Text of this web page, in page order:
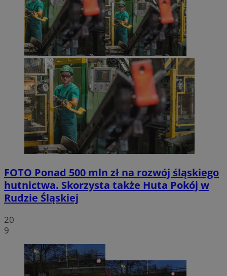
FOTO Ponad 500 mln zł na rozwój śląskiego
hutnictwa. Skorzysta także Huta Pokój w
Rudzie Śląskiej
20
9